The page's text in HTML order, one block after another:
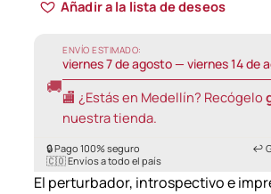
Añadir a la lista de deseos
🚚
ENVÍO ESTIMADO:
viernes 7 de agosto — viernes 14 de
🏬 ¿Estás en Medellín? Recógelo
nuestra tienda.
🔒 Pago 100% seguro
↩️
🇨🇴 Envíos a todo el país
El perturbador, introspectivo e